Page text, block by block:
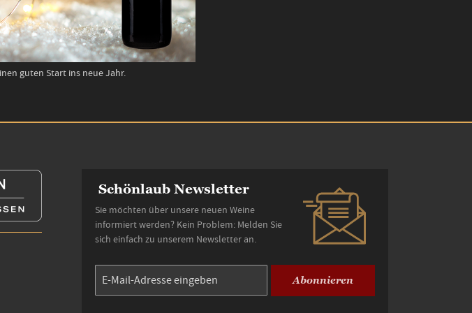
guten Start ins neue Jahr.
Schönlaub Newsletter
Sie möchten über unsere neuen Weine
informiert werden? Kein Problem: Melden Sie
sich einfach zu unserem Newsletter an.
Abonnieren